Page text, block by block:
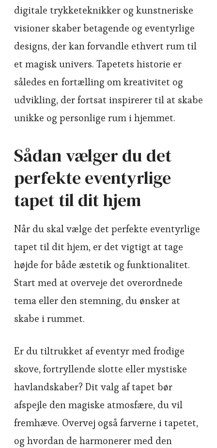
digitale trykketeknikker og kunstneriske
visioner skaber betagende og eventyrlige
designs, der kan forvandle ethvert rum til
et magisk univers. Tapetets historie er
således en fortælling om kreativitet og
udvikling, der fortsat inspirerer til at skabe
unikke og personlige rum i hjemmet.
Sådan vælger du det
perfekte eventyrlige
tapet til dit hjem
Når du skal vælge det perfekte eventyrlige
tapet til dit hjem, er det vigtigt at tage
højde for både æstetik og funktionalitet.
Start med at overveje det overordnede
tema eller den stemning, du ønsker at
skabe i rummet.
Er du tiltrukket af eventyr med frodige
skove, fortryllende slotte eller mystiske
havlandskaber? Dit valg af tapet bør
afspejle den magiske atmosfære, du vil
fremhæve. Overvej også farverne i tapetet,
og hvordan de harmonerer med den